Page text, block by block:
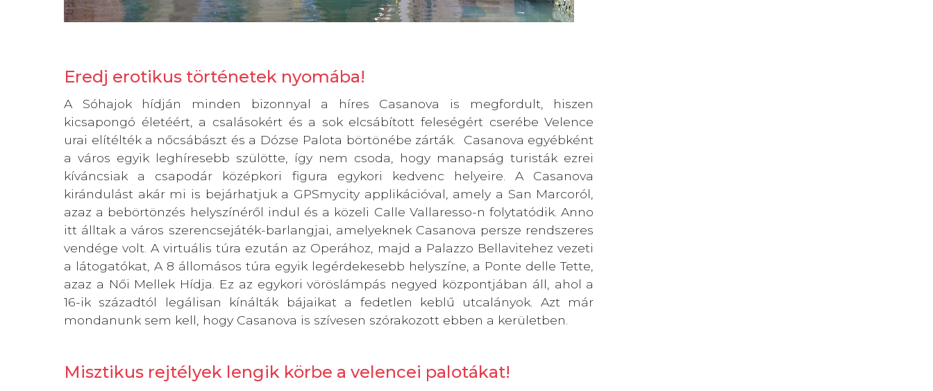
Eredj erotikus történetek nyomába!
A Sóhajok hídján minden bizonnyal a híres Casanova is megfordult, hiszen
kicsapongó életéért, a csalásokért és a sok elcsábított feleségért cserébe Velence
urai elítélték a nőcsábászt és a Dózse Palota börtönébe zárták. Casanova egyébként
a város egyik leghíresebb szülötte, így nem csoda, hogy manapság turisták ezrei
kíváncsiak a csapodár középkori figura egykori kedvenc helyeire. A Casanova
kirándulást akár mi is bejárhatjuk a GPSmycity applikációval, amely a San Marcoról,
azaz a bebörtönzés helyszínéről indul és a közeli Calle Vallaresso-n folytatódik. Anno
itt álltak a város szerencsejáték-barlangjai, amelyeknek Casanova persze rendszeres
vendége volt. A virtuális túra ezután az Operához, majd a Palazzo Bellavitehez vezeti
a látogatókat, A 8 állomásos túra egyik legérdekesebb helyszíne, a Ponte delle Tette,
azaz a Női Mellek Hídja. Ez az egykori vöröslámpás negyed központjában áll, ahol a
16-ik századtól legálisan kínálták bájaikat a fedetlen keblű utcalányok. Azt már
mondanunk sem kell, hogy Casanova is szívesen szórakozott ebben a kerületben.
Misztikus rejtélyek lengik körbe a velencei palotákat!